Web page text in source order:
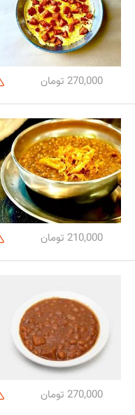
270,000 تومان
210,000 تومان
270,000 تومان